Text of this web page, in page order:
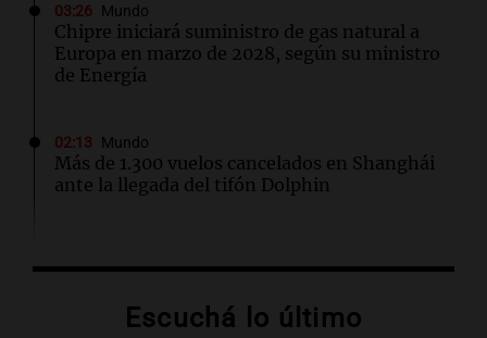
03:26 Mundo
Chipre iniciará suministro de gas natural a
Europa en marzo de 2028, según su ministro
de Energía
02:13 Mundo
Más de 1.300 vuelos cancelados en Shanghái
ante la llegada del tifón Dolphin
Airbnb acelera el lanzamiento de funciones
búsquedaEscuchá lo último